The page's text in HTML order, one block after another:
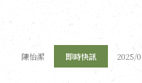
陳怡潔 即時快訊 2025/